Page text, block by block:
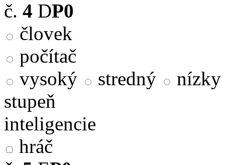
č. 4 DP0
človek
počítač
vysoký
stredný
nízky
stupeň
inteligencie
hráč